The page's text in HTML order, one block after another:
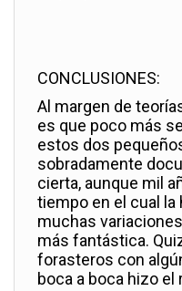
CONCLUSIONES:
Al margen de
es que poco más
estos dos
sobradamente
cierta, aunque mil
tiempo en el cual
muchas
más fantástica.
forasteros con
boca a boca hizo el